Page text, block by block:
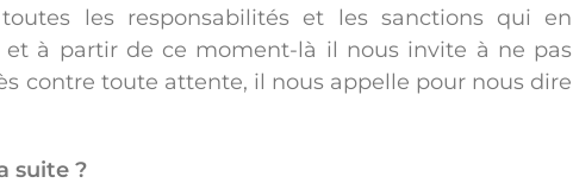
les responsabilités et les sanctions qui en
et à partir de ce moment-là il nous invite à ne pas
contre toute attente, il nous appelle pour nous dire
suite ?